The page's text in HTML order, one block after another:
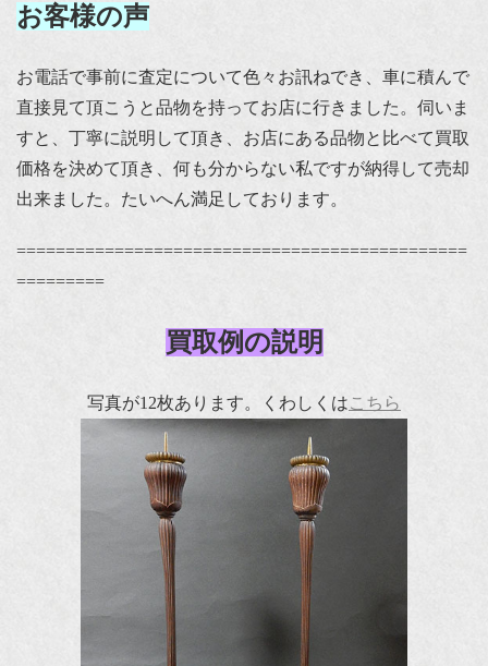
お客様の声
お電話で事前に査定について色々お訊ねでき、車に積んで
直接見て頂こうと品物を持ってお店に行きました。伺いま
すと、丁寧に説明して頂き、お店にある品物と比べて買取
価格を決めて頂き、何も分からない私ですが納得して売却
出来ました。たいへん満足しております。
==============================================
=========
買取例の説明
写真が12枚あります。くわしくはこちら